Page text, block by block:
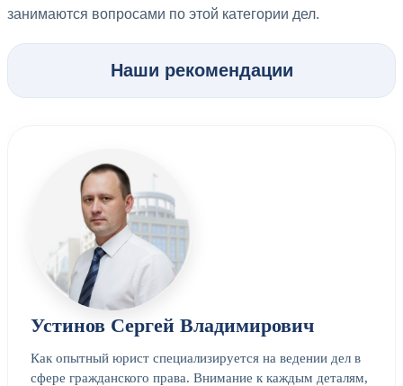
занимаются вопросами по этой категории дел.
Наши рекомендации
Устинов Сергей Владимирович
Как опытный юрист специализируется на ведении дел в
сфере гражданского права. Внимание к каждым деталям,